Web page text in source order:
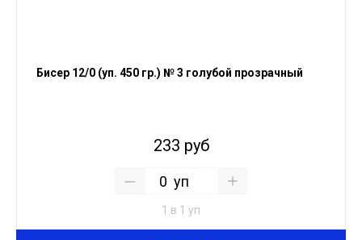
Бисер 12/0 (уп. 450 гр.) № 3 голубой прозрачный
233 руб
уп
1 в 1 уп